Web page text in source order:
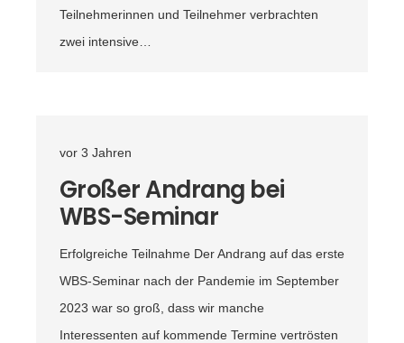
Teilnehmerinnen und Teilnehmer verbrachten
zwei intensive…
vor 3 Jahren
Großer Andrang bei
WBS-Seminar
Erfolgreiche Teilnahme Der Andrang auf das erste
WBS-Seminar nach der Pandemie im September
2023 war so groß, dass wir manche
Interessenten auf kommende Termine vertrösten